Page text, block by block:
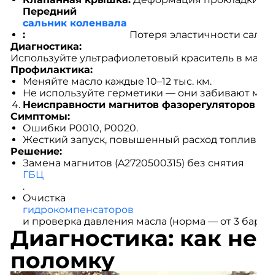
Передний
сальник коленвала
:
Потеря эластичности
Диагностика:
Используйте ультрафиолетовый краситель в
Профилактика:
Меняйте масло каждые 10–12 тыс. км.
Не используйте герметики — они забивают
Неисправности магнитов фазорегуляторов
Симптомы:
Ошибки P0010, P0020.
Жесткий запуск, повышенный расход
Решение:
Замена магнитов (A2720500315) без снятия
ГБЦ
.
Очистка
гидрокомпенсаторов
и проверка давления масла (норма — от 3
Диагностика: как
поломку